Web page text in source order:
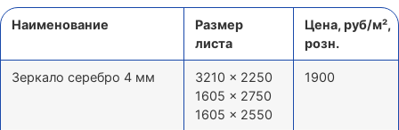
Наименование
Размер
листа
Цена, руб/м²,
розн.
Зеркало серебро 4 мм
3210 × 2250
1605 × 2750
1605 × 2550
1900